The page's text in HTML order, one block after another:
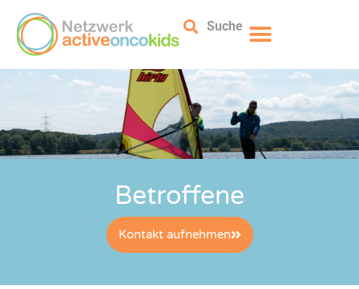
Suche
Betroffene
Kontakt aufnehmen